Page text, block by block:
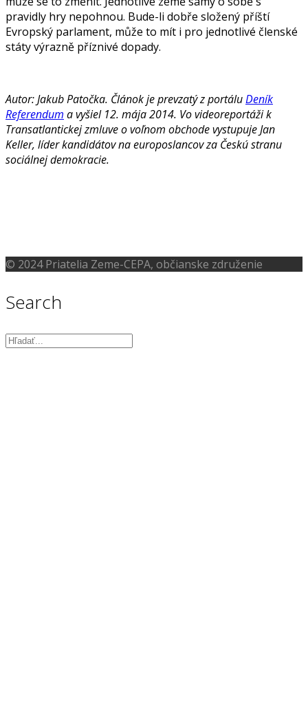
pravidly hry nepohnou. Bude-li dobře složený příští
Evropský parlament, může to mít i pro jednotlivé členské
státy výrazně příznivé dopady.
Autor: Jakub Patočka. Článok je prevzatý z portáluDeník
Referendum a vyšiel 12. mája 2014. Vo videoreportáži k
Transatlantickej zmluve o voľnom obchode vystupuje Jan
Keller, líder kandidátov na europoslancov za Českú stranu
sociálnej demokracie.
© 2024 Priatelia Zeme-CEPA, občianske združenie
Search